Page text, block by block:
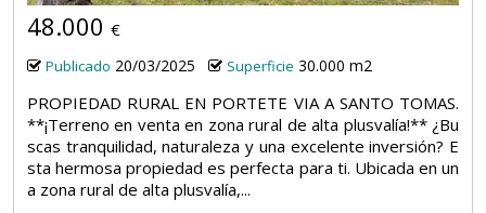
48.000 €
Publicado 20/03/2025 Superficie 30.000 m2
PROPIEDAD RURAL EN PORTETE VIA A SANTO TOMAS.
**¡Terreno en venta en zona rural de alta plusvalía!** ¿Bu
scas tranquilidad, naturaleza y una excelente inversión? E
sta hermosa propiedad es perfecta para ti. Ubicada en un
a zona rural de alta plusvalía,...